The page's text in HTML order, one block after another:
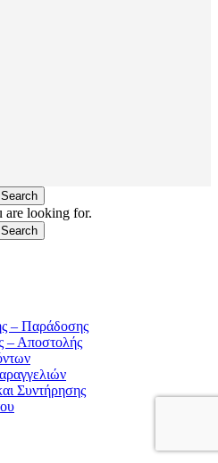
Search
are looking for.
Search
– Παράδοσης
– Αποστολής
Συντήρησης